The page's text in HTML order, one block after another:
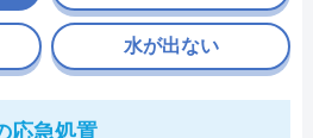
応急処置
水が出ない